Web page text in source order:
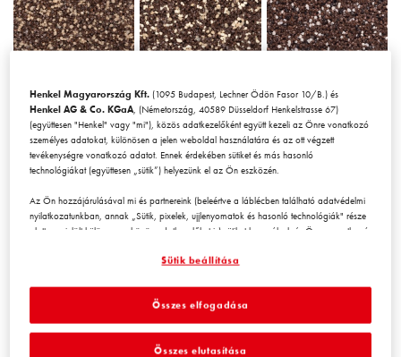
Chile1 Chile2 Chile3
Henkel Magyarország Kft.(1095 Budapest, Lechner Ödön Fasor 10/B.) és
Henkel AG & Co. KGaA , (Németország, 40589 Düsseldorf Henkelstrasse 67)
(együttesen "Henkel" vagy "mi"), közös adatkezelőként együtt kezeli az Önre vonatkozó
személyes adatokat, különösen a jelen weboldal használatára és az ott végzett
tevékenységre vonatkozó adatot. Ennek érdekében sütiket és más hasonló
technológiákat (együttesen „sütik”) helyezünk el az Ön eszközén.
Az Ön hozzájárulásával mi és partnereink (beleértve a láblécben található adatvédelmi
nyilatkozatunkban, annak „Sütik, pixelek, ujjlenyomatok és hasonló technológiák" része
alatt megjelöltkülön vagyközös
adatkezelőket is) sütiket használunk és Önre vonatkozó
optimalizálására, a weboldal használatát javító funkciók biztosítására
weboldal Ön (illetve a cég, amelynek Ön az alkalmazásában áll) általi használatát,
valamint a velünk folytatott kereskedelmi műveleteket, tevékenységeket, és ezek alapján
nyomon követjük termékeink harmadik fél weboldalán történő megvásárlását,
karbantartjuk az üzleti szereplőkre vonatkozó adatainkat, és egyéni profilokat hozunk
létre Önről, amelyeket harmadik felektől és más weboldalakról származó adatokkal
Sütik beállítása
Összes elutasítása
Összes elfogadása